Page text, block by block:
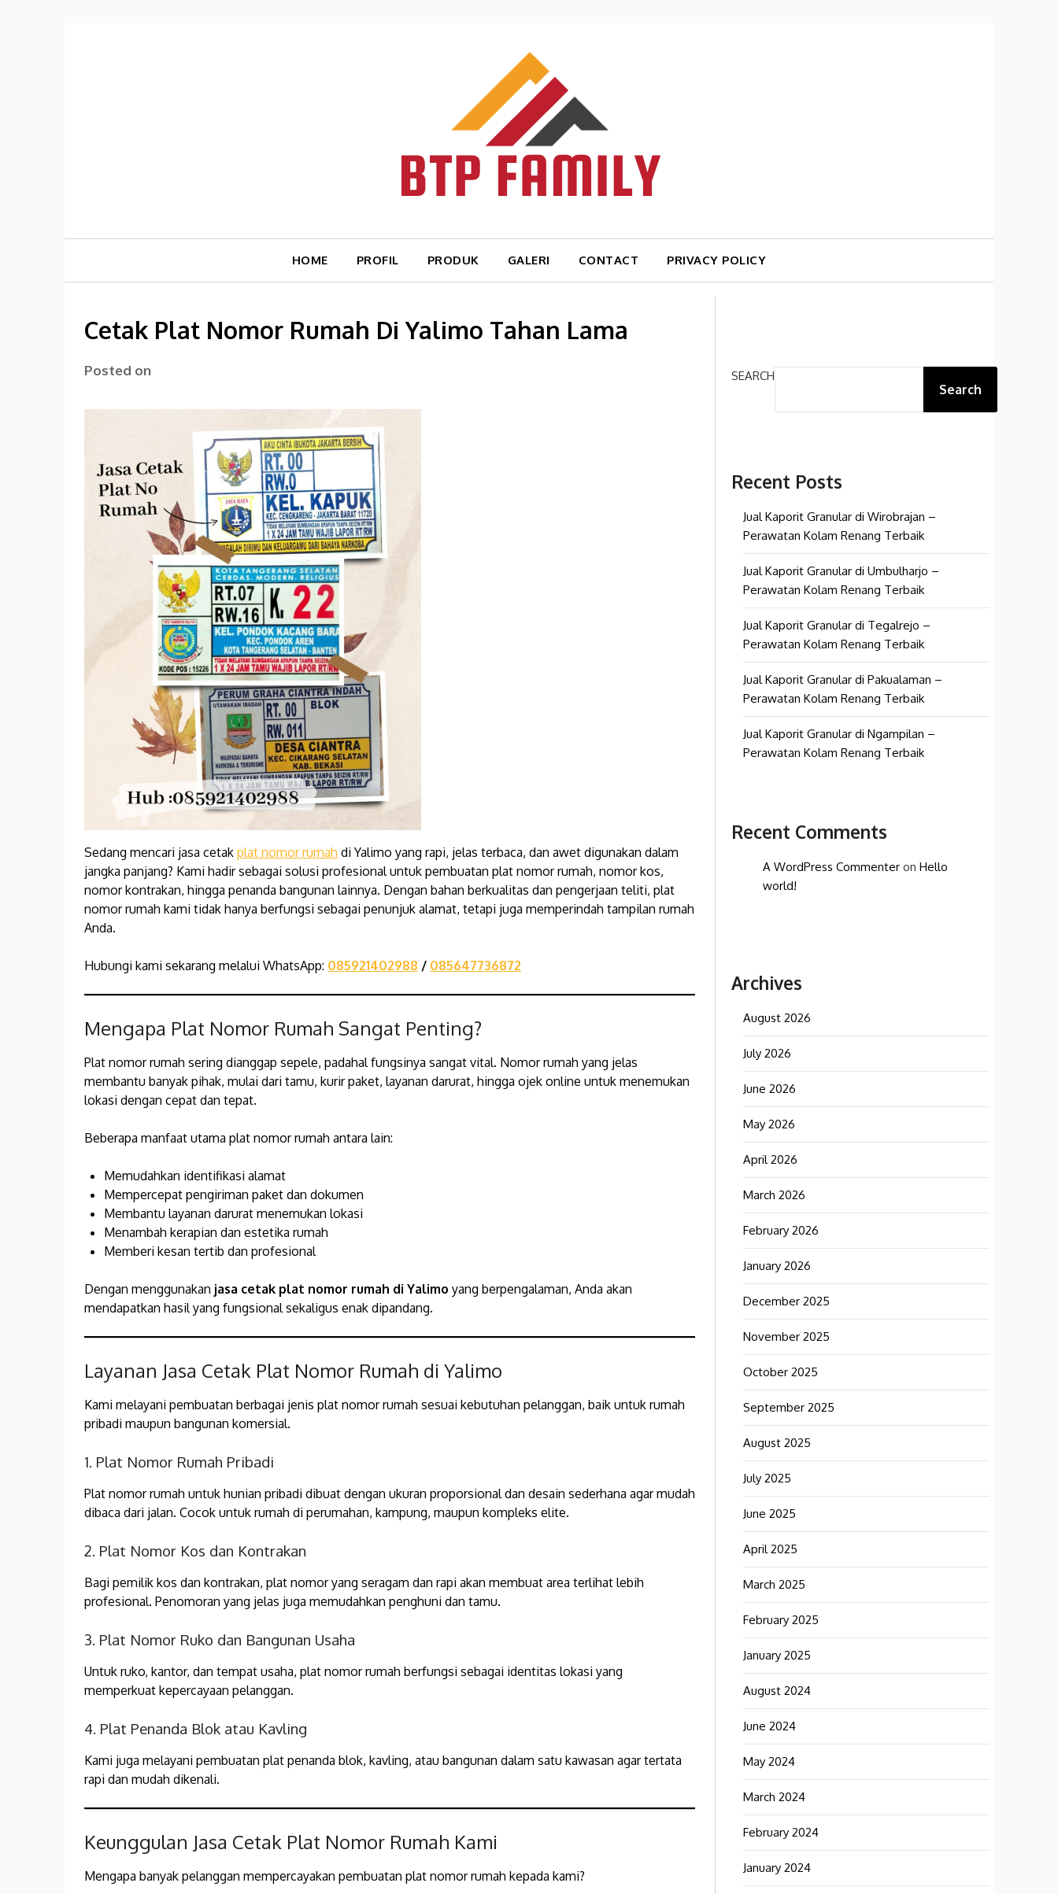
HOME PROFIL PRODUK GALERI CONTACT PRIVACY POLICY
Cetak Plat Nomor Rumah Di Yalimo Tahan Lama
Posted on
Sedang mencari jasa cetak plat nomor rumah di Yalimo yang rapi, jelas terbaca, dan awet digunakan dalam
jangka panjang? Kami hadir sebagai solusi profesional untuk pembuatan plat nomor rumah, nomor kos,
nomor kontrakan, hingga penanda bangunan lainnya. Dengan bahan berkualitas dan pengerjaan teliti, plat
nomor rumah kami tidak hanya berfungsi sebagai penunjuk alamat, tetapi juga memperindah tampilan rumah
Anda.
Hubungi kami sekarang melalui WhatsApp: 085921402988 / 085647736872
Mengapa Plat Nomor Rumah Sangat Penting?
Plat nomor rumah sering dianggap sepele, padahal fungsinya sangat vital. Nomor rumah yang jelas
membantu banyak pihak, mulai dari tamu, kurir paket, layanan darurat, hingga ojek online untuk menemukan
lokasi dengan cepat dan tepat.
Beberapa manfaat utama plat nomor rumah antara lain:
Memudahkan identifikasi alamat
Mempercepat pengiriman paket dan dokumen
Membantu layanan darurat menemukan lokasi
Menambah kerapian dan estetika rumah
Memberi kesan tertib dan profesional
Dengan menggunakan jasa cetak plat nomor rumah di Yalimo yang berpengalaman, Anda akan
mendapatkan hasil yang fungsional sekaligus enak dipandang.
Layanan Jasa Cetak Plat Nomor Rumah di Yalimo
Kami melayani pembuatan berbagai jenis plat nomor rumah sesuai kebutuhan pelanggan, baik untuk rumah
pribadi maupun bangunan komersial.
1. Plat Nomor Rumah Pribadi
Plat nomor rumah untuk hunian pribadi dibuat dengan ukuran proporsional dan desain sederhana agar mudah
dibaca dari jalan. Cocok untuk rumah di perumahan, kampung, maupun kompleks elite.
2. Plat Nomor Kos dan Kontrakan
Bagi pemilik kos dan kontrakan, plat nomor yang seragam dan rapi akan membuat area terlihat lebih
profesional. Penomoran yang jelas juga memudahkan penghuni dan tamu.
3. Plat Nomor Ruko dan Bangunan Usaha
Untuk ruko, kantor, dan tempat usaha, plat nomor rumah berfungsi sebagai identitas lokasi yang
memperkuat kepercayaan pelanggan.
4. Plat Penanda Blok atau Kavling
Kami juga melayani pembuatan plat penanda blok, kavling, atau bangunan dalam satu kawasan agar tertata
rapi dan mudah dikenali.
Keunggulan Jasa Cetak Plat Nomor Rumah Kami
Mengapa banyak pelanggan mempercayakan pembuatan plat nomor rumah kepada kami?
SEARCH
Search
Recent Posts
Jual Kaporit Granular di Wirobrajan –
Perawatan Kolam Renang Terbaik
Jual Kaporit Granular di Umbulharjo –
Perawatan Kolam Renang Terbaik
Jual Kaporit Granular di Tegalrejo –
Perawatan Kolam Renang Terbaik
Jual Kaporit Granular di Pakualaman –
Perawatan Kolam Renang Terbaik
Jual Kaporit Granular di Ngampilan –
Perawatan Kolam Renang Terbaik
Recent Comments
A WordPress Commenter on Hello
world!
Archives
August 2026
July 2026
June 2026
May 2026
April 2026
March 2026
February 2026
January 2026
December 2025
November 2025
October 2025
September 2025
August 2025
July 2025
June 2025
April 2025
March 2025
February 2025
January 2025
August 2024
June 2024
May 2024
March 2024
February 2024
January 2024